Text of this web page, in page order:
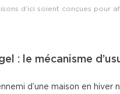
d’ici soient conçues
: le mécanisme
d’une maison en hiver